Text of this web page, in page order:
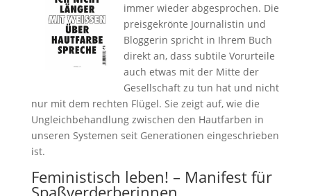
immer wieder abgesprochen. Die
preisgekrönte Journalistin und
Bloggerin spricht in Ihrem Buch
direkt an, dass subtile Vorurteile
auch etwas mit der Mitte der
Gesellschaft zu tun hat und nicht
nur mit dem rechten Flügel. Sie zeigt auf, wie die
Ungleichbehandlung zwischen den Hautfarben in
unseren Systemen seit Generationen eingeschrieben
ist.
Feministisch leben! – Manifest für